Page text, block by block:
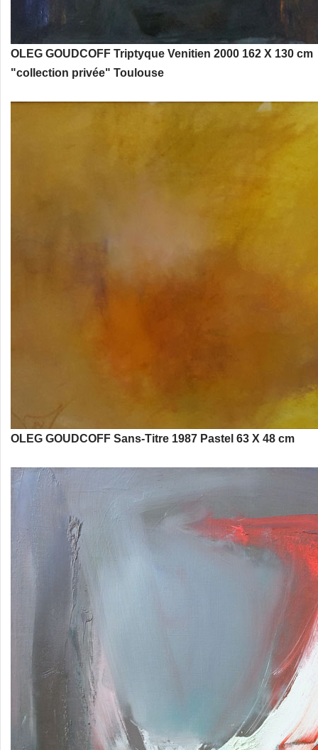
OLEG GOUDCOFF Triptyque Venitien 2000 162 X 130 cm
"collection privée" Toulouse
OLEG GOUDCOFF Sans-Titre 1987 Pastel 63 X 48 cm